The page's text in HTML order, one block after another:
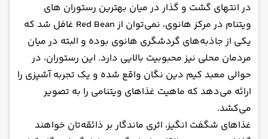
در انتهای گشت و گذار در میان بهترین رستوران های
ویتنام در مرکز هانوی، نمی‌توان از Red Bean غافل شد که
یکی ازجاذبه‌های گردشگری هانوی بوده و البته در میان
مردمان محلی نیز محبوبیت بالایی دارد. این رستوران، در
حوالی معبد کیم دین نگان واقع شده و یک تجربه آشپزی را
ارائه می‌دهد که ماهیت غذاهای ویتنامی را به تصویر
می‌کشد.
غذاهای شگفت انگیز، اثری ماندگار بر ذائقه‌تان خواهند